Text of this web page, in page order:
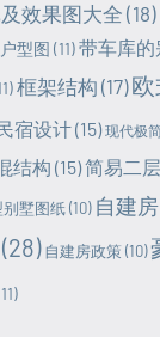
效果图大全 (18)
型图 (11)带车库的
框架结构 (17)
宿设计(15) 现代极
结构 (15)简易二
墅图纸(10) 自建房
(28) 自建房政策(10)